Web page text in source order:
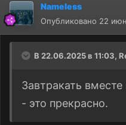
Nameless
Опубликовано 22
В 22.06.2025 в 11:03,
Завтракать
- это прекрасно.